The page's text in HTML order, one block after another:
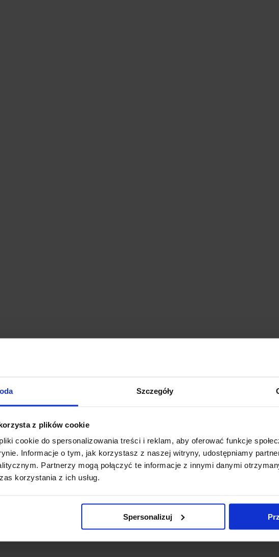
Szczegóły
z plików cookie
cookie do spersonalizowania treści i reklam, aby oferować funkcje
Informacje o tym, jak korzystasz z naszej witryny, udostępniamy
Partnerzy mogą połączyć te informacje z innymi danymi
korzystania z ich usług.
Spersonalizuj